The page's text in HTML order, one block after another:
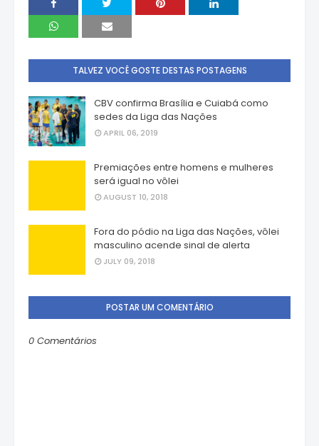
TALVEZ VOCÊ GOSTE DESTAS POSTAGENS
CBV confirma Brasília e Cuiabá como
sedes da Liga das Nações
APRIL 06, 2019
Premiações entre homens e mulheres
será igual no vôlei
AUGUST 10, 2018
Fora do pódio na Liga das Nações, vôlei
masculino acende sinal de alerta
JULY 09, 2018
POSTAR UM COMENTÁRIO
0 Comentários